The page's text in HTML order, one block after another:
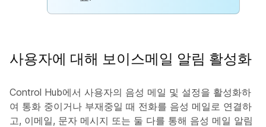
사용자에 대해 보이스메일 알림 활성화
Control Hub에서 사용자의 음성 메일 및 설정을 활성화하
여 통화 중이거나 부재중일 때 전화를 음성 메일로 연결하
고, 이메일, 문자 메시지 또는 둘 다를 통해 음성 메일 알림